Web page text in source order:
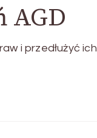
AGD
i przedłużyć ich